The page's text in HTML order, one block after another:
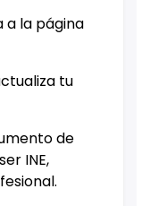
a la página
tu
de
INE,